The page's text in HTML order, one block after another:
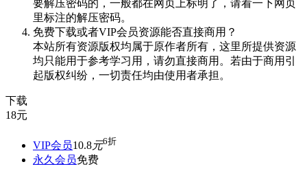
要解压密码的，一般都在网页上标明了，请看一下网页
里标注的解压密码。
免费下载或者VIP会员资源能否直接商用？
本站所有资源版权均属于原作者所有，这里所提供资源
均只能用于参考学习用，请勿直接商用。若由于商用引
起版权纠纷，一切责任均由使用者承担。
下载
18元
VIP会员10.8元6折
永久会员免费